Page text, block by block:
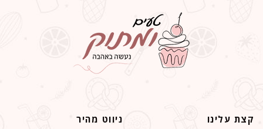
קצת עלינו ניווט מהיר